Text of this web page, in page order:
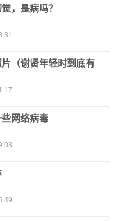
，是病吗？
（谢贤年轻时到底有
网络病毒